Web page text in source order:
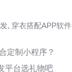
, 穿衣搭配APP软件
定制小程序？
平台选礼物吧